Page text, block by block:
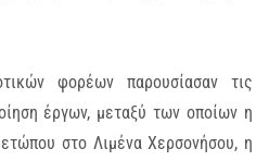
φορέων παρουσίασαν τις
έργων, μεταξύ των οποίων η
στο Λιμένα Χερσονήσου, η